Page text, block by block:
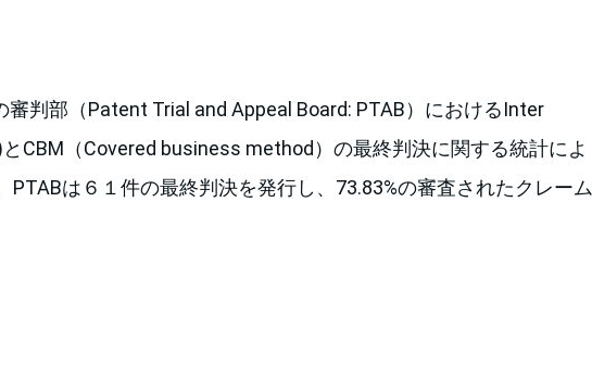
審判部（Patent Trial and Appeal Board: PTAB）におけるInter
CBM（Covered business method）の最終判決に関する統計によ
PTABは６１件の最終判決を発行し、73.83%の審査されたクレーム